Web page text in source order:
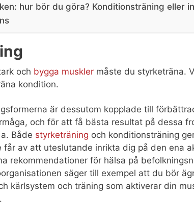
hur bör du göra? Konditionsträning eller
och bygga muskler måste du styrketräna.
kondition.
är dessutom kopplade till
och för att få bästa resultat på dessa
Både styrketräning och konditionsträning
får av att uteslutande inrikta dig på den ena
rekommendationer för hälsa på
säger till exempel att du bör
kärlsystem och träning som aktiverar din